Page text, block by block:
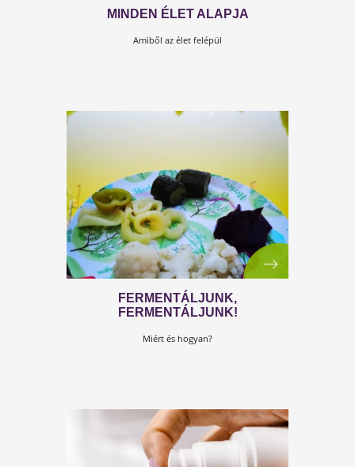
reklámozni az úgynevezett „savlekötő” gyógyszereket.
Tudd meg, mi az igazság!
MINDEN ÉLET ALAPJA